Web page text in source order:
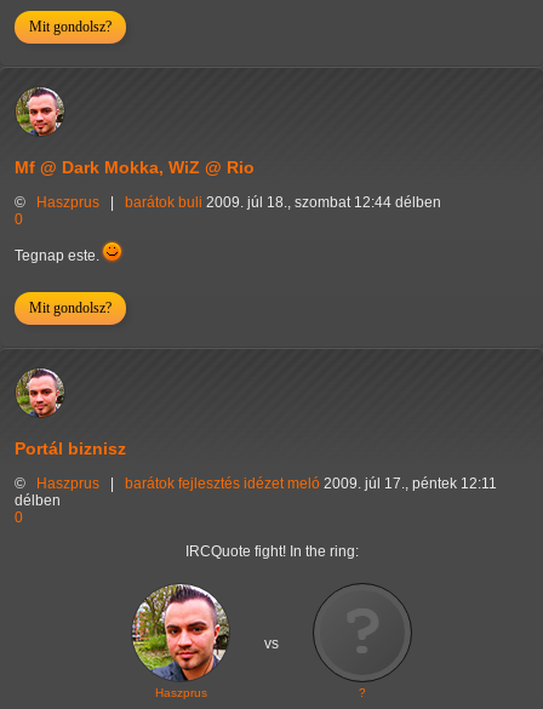
Mit gondolsz?
Mf @ Dark Mokka, WiZ @ Rio
© Haszprus barátok buli 2009. júl 18., szombat 12:44 délben
0
Tegnap este.
Mit gondolsz?
Portál biznisz
© Haszprus barátok fejlesztés idézet meló 2009. júl 17., péntek 12:11
délben
0
IRCQuote fight! In the ring:
Haszprus
vs
?